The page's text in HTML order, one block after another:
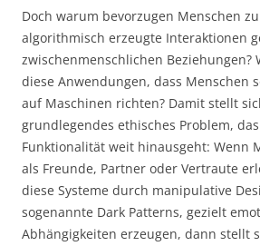
Doch warum bevorzugen Menschen
algorithmisch erzeugte Interaktionen
zwischenmenschlichen Beziehungen?
diese Anwendungen, dass Menschen
auf Maschinen richten? Damit stellt
grundlegendes ethisches Problem,
Funktionalität weit hinausgeht: Wenn
als Freunde, Partner oder Vertraute
diese Systeme durch manipulative
sogenannte Dark Patterns, gezielt
Abhängigkeiten erzeugen, dann stellt